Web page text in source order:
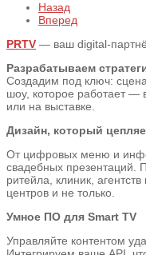
Назад
Вперед
PRTV — ваш digital-
Разрабатываем
Создадим под ключ:
шоу, которое работает —
или на выставке.
Дизайн, который
От цифровых меню и
свадебных презентаций.
ритейла, клиник,
центров и не только.
Умное ПО для Smart TV
Управляйте контентом